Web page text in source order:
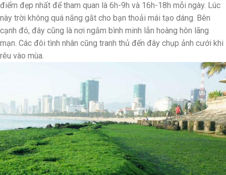
điểm đẹp nhất để tham quan là 6h-9h và 16h-18h mỗi ngày. Lúc
này trời không quá nắng gắt cho bạn thoải mái tạo dáng. Bên
cạnh đó, đây cũng là nơi ngắm bình minh lẫn hoàng hôn lãng
mạn. Các đôi tình nhân cũng tranh thủ đến đây chụp ảnh cưới khi
rêu vào mùa.